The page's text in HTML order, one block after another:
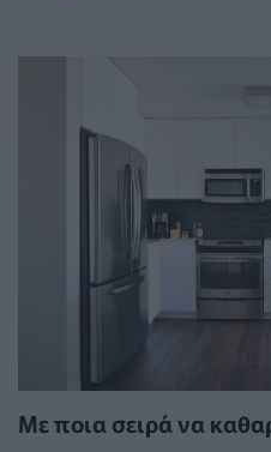
Με ποια σειρά να